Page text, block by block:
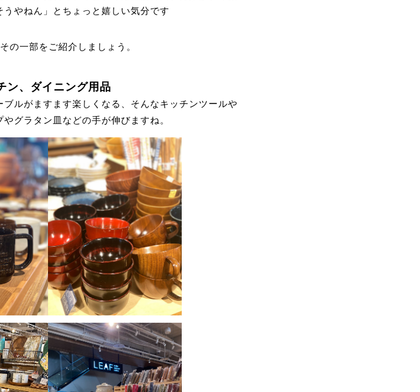
やねん」とちょっと嬉しい気分です
の一部をご紹介しましょう。
ン、ダイニング用品
ルがますます楽しくなる、そんなキッチンツールや
グラタン皿などの手が伸びますね。